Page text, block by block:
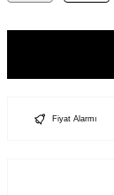
Fiyat Alarmı